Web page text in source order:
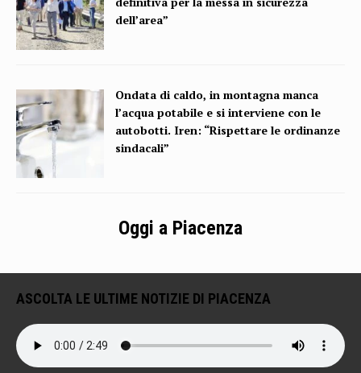
dell’area”
Ondata di caldo, in montagna manca
l’acqua potabile e si interviene con le
autobotti. Iren: “Rispettare le ordinanze
sindacali”
Oggi a Piacenza
ASCOLTA LE ULTIME NOTIZIE DI PIACENZA